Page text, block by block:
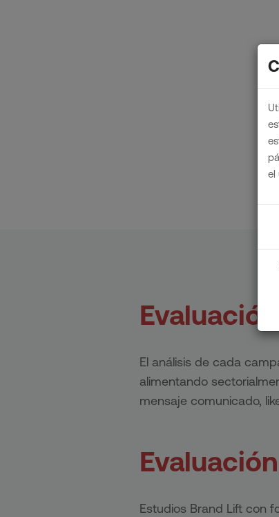
El análisis de cada
alimentando
mensaje comunicado,
Estudios Brand Lift con
el